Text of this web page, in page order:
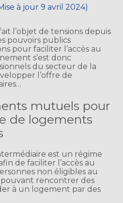
à jour 9 avril 2024)
l’objet de tensions depuis
pouvoirs publics
pour faciliter l’accès au
s’est donc
du secteur de la
l’offre de
mutuels pour
de logements
est un régime
de faciliter l’accès au
non éligibles au
pouvant rencontrer des
à un logement par des